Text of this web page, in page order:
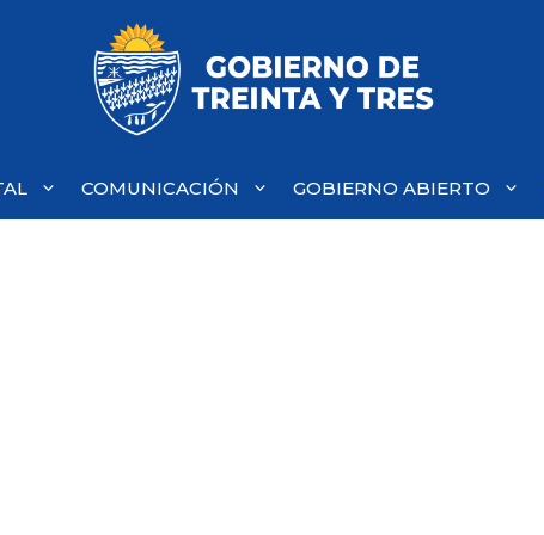
COMUNICACIÓN GOBIERNO ABIERTO